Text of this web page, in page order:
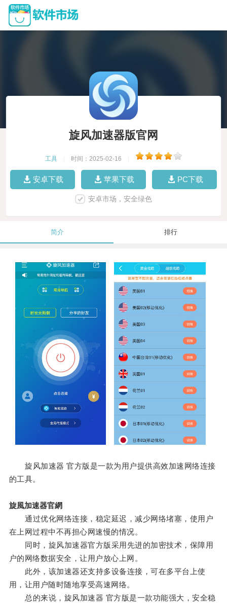
旋风加速器版官网
工具 时间：2025-02-16
安卓下载 苹果下载 PC下载
安卓市场，安全绿色
简介 排行
旋风加速器 官方版是一款为用户提供高效加速网络连接
的工具。
旋風加速器官網
通过优化网络连接，稳定延迟，减少网络堵塞，使用户
在上网过程中不再担心网速慢的情况。
同时，旋风加速器官方版采用先进的加密技术，保障用
户的网络数据安全，让用户放心上网。
此外，该加速器还支持多设备连接，可在多平台上使
用，让用户随时随地享受高速网络。
总的来说，旋风加速器 官方版是一款功能强大，安全稳